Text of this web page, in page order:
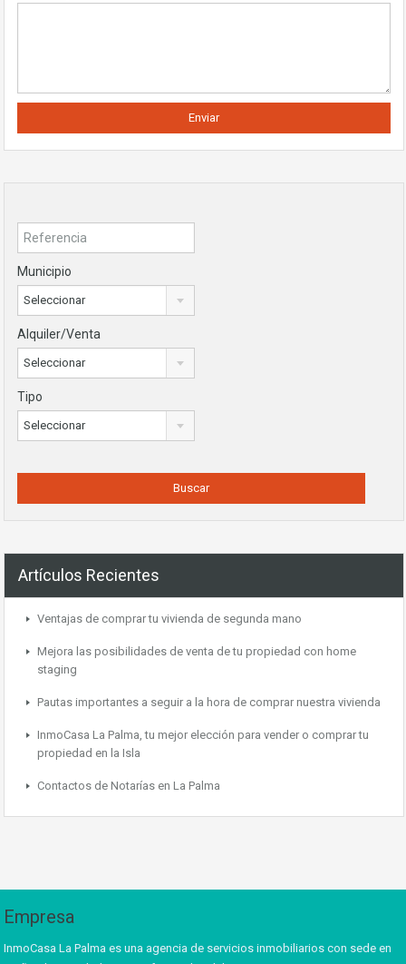
Municipio
Seleccionar
Alquiler/Venta
Seleccionar
Tipo
Seleccionar
Artículos Recientes
Ventajas de comprar tu vivienda de segunda mano
Mejora las posibilidades de venta de tu propiedad con home
staging
Pautas importantes a seguir a la hora de comprar nuestra vivienda
InmoCasa La Palma, tu mejor elección para vender o comprar tu
propiedad en la Isla
Contactos de Notarías en La Palma
Empresa
InmoCasa La Palma es una agencia de servicios inmobiliarios con sede en